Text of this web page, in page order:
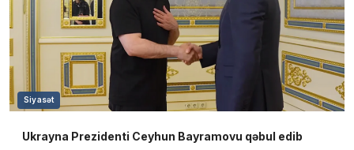
Siyasət
Ukrayna Prezidenti Ceyhun Bayramovu qəbul edib